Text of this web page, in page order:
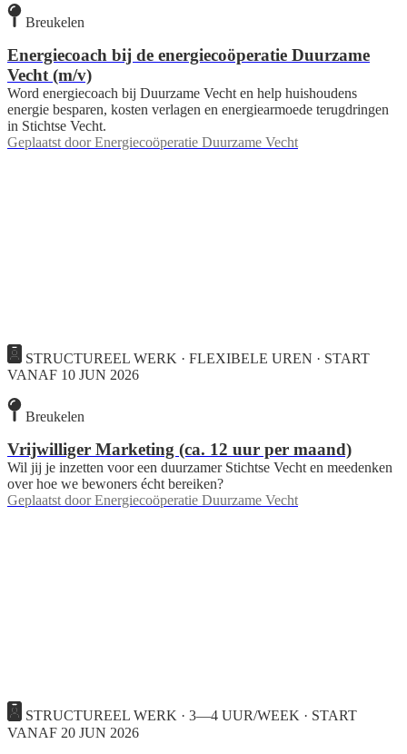
Breukelen
Energiecoach bij de energiecoöperatie Duurzame
Vecht (m/v)
Word energiecoach bij Duurzame Vecht en help huishoudens
energie besparen, kosten verlagen en energiearmoede terugdringen
in Stichtse Vecht.
Geplaatst door Energiecoöperatie Duurzame Vecht
STRUCTUREEL WERK · FLEXIBELE UREN · START
VANAF 10 JUN 2026
Breukelen
Vrijwilliger Marketing (ca. 12 uur per maand)
Wil jij je inzetten voor een duurzamer Stichtse Vecht en meedenken
over hoe we bewoners écht bereiken?
Geplaatst door Energiecoöperatie Duurzame Vecht
STRUCTUREEL WERK · 3—4 UUR/WEEK · START
VANAF 20 JUN 2026